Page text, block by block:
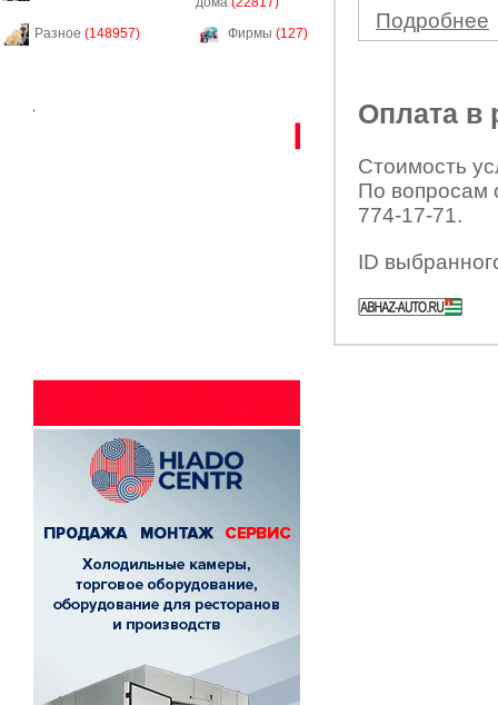
Разное (148957) Фирмы (127)
Подробнее
Оплата в
Стоимость
По вопросам
774-17-71.
ID